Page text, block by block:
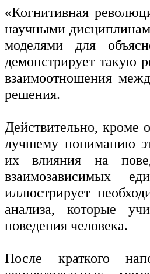
«Когнитивная
научными
моделями для
демонстрирует такую
взаимоотношения
решения.
Действительно, кроме
лучшему пониманию
их влияния на
взаимозависимых
иллюстрирует
анализа, которые
поведения человека.
После краткого